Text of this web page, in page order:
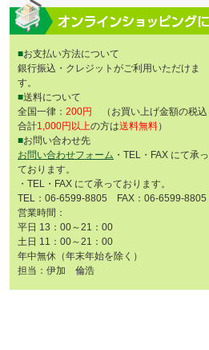
■お支払い方法について
銀行振込・クレジットがご利用いただけま
す。
■送料について
全国一律： 200円
（お買い上げ金額の税込
合計1,000円以上の方は送料無料）
■お問い合わせ先
お問い合わせフォーム ・TEL・FAX にて承っ
ております。
・TEL・FAX にて承っております。
TEL：06-6599-8805 FAX：06-6599-8805
営業時間：
平日 13：00～21：00
土日 11：00～21：00
年中無休（年末年始を除く）
担当：伊加 倫浩